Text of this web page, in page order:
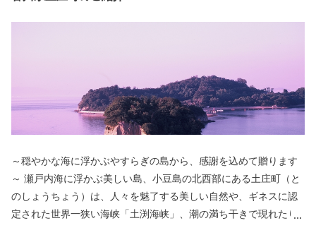
～穏やかな海に浮かぶやすらぎの島から、感謝を込めて贈ります
～ 瀬戸内海に浮かぶ美しい島、小豆島の北西部にある土庄町（と
のしょうちょう）は、人々を魅了する美しい自然や、ギネスに認
定された世界一狭い海峡「土渕海峡」、潮の満ち干きで現れたり